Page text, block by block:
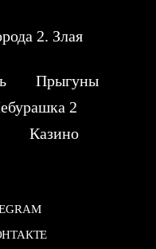
2. Злая
Прыгуны
2
Казино